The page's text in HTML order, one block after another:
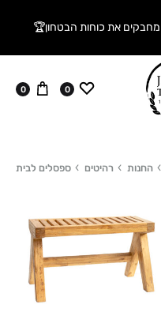
את כוחות הבטחון🏆
ווישליסט
0 עגלה
0
החנות רהיטים ספסלים לבית